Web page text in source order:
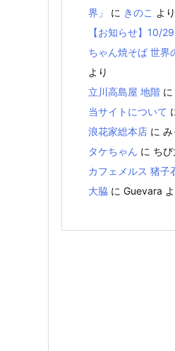
界」
に きのこ より
【お知らせ】10/
ちゃん焼そば 世界
より
立川高島屋 地階 に
当サイトについて
浪花家総本店 に み
タケちゃん に ち
カフェメルス 猪子
大脇 に Guevara